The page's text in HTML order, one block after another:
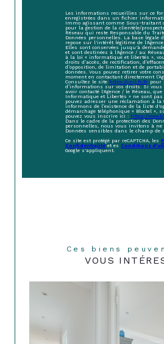
Les informations recueillies sur ce
enregistrées dans un fichier
Immo agissant comme Sous-traitant
pour la gestion de la clientèle/
Réseau qui reste Responsable du
Données personnelles. La base légale
repose sur l'intérêt légitime de
Elles sont conservées jusqu'à
et sont destinées à l'Agence / au
à la loi « informatique et libertés »,
droits d’accès, de rectification,
d’opposition, de limitation et de
données. Vous pouvez retirer votre
moment en contactant directement
Consultez le site https://cnil.fr/fr pour
d’informations sur vos droits. Si vous
avoir contacté l'Agence / le Réseau,
Informatique et Libertés » ne sont pas
pouvez adresser une réclamation à la
informons de l’existence de la liste
démarchage téléphonique « Bloctel »,
pouvez vous inscrire ici : https://
Dans le cadre de la protection des
personnelles, nous vous invitons à
Données sensibles dans le champ de
Ce site est protégé par reCAPTCHA, les
Confidentialité et esConditions
Google s'appliquent.
Ces biens
VOUS